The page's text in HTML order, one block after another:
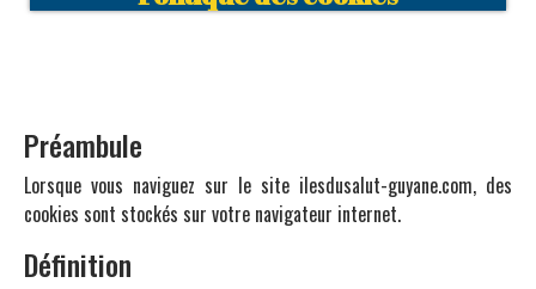
Préambule
Lorsque vous naviguez sur le site ilesdusalut-guyane.com, des
cookies sont stockés sur votre navigateur internet.
Définition